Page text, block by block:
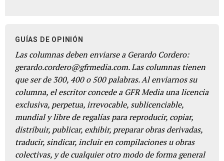
GUÍAS DE OPINIÓN
Las columnas deben enviarse a Gerardo Cordero:
gerardo.cordero@gfrmedia.com. Las columnas tienen
que ser de 300, 400 o 500 palabras. Al enviarnos su
columna, el escritor concede a GFR Media una licencia
exclusiva, perpetua, irrevocable, sublicenciable,
mundial y libre de regalías para reproducir, copiar,
distribuir, publicar, exhibir, preparar obras derivadas,
traducir, sindicar, incluir en compilaciones u obras
colectivas, y de cualquier otro modo de forma general